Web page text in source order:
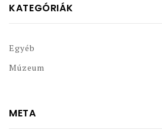
KATEGÓRIÁK
Egyéb
Múzeum
META